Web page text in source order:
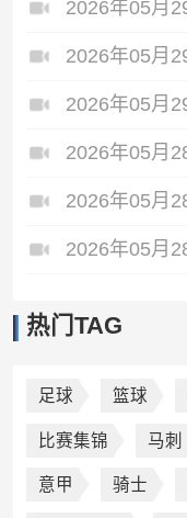
热门TAG
足球 篮球
比赛集锦 马刺
意甲 骑士